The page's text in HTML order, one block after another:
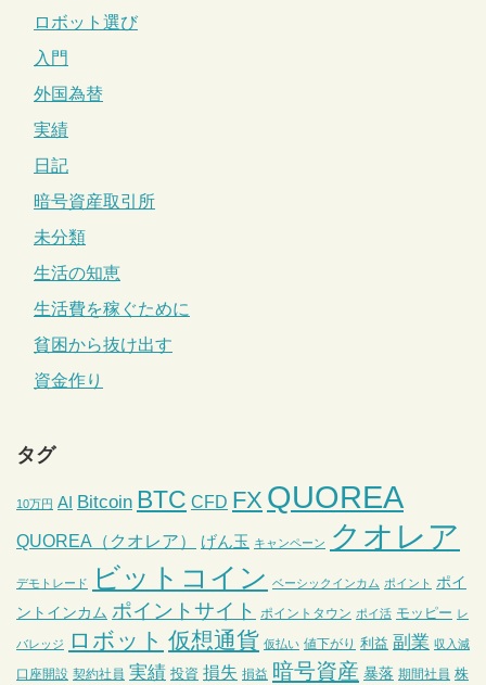
ロボット選び
入門
外国為替
実績
日記
暗号資産取引所
未分類
生活の知恵
生活費を稼ぐために
貧困から抜け出す
資金作り
タグ
10万円 AI Bitcoin BTC CFD FX QUOREA
QUOREA（クオレア） げん玉 キャンペーン クオレア
デモトレード ビットコイン ベーシックインカム ポイント ポイ
ントインカム ポイントサイト ポイントタウン ポイ活 モッピー レ
バレッジ ロボット 仮想通貨 仮払い 値下がり 利益 副業 収入減
口座開設 契約社員 実績 投資 損失 損益 暗号資産 暴落 期間社員 株